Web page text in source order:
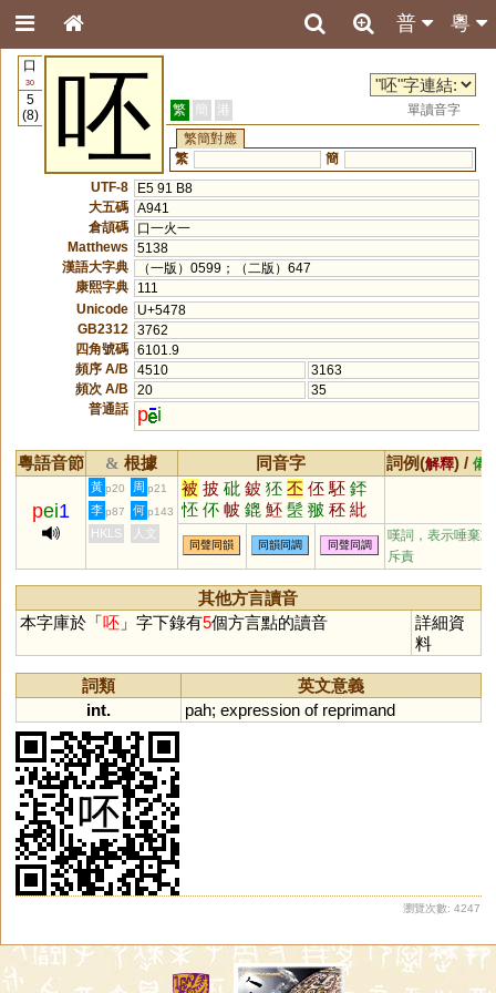
粵
普
口
30
5
(8)
呸 繁 簡 港
單讀音字
繁簡對應
繁
簡
UTF-8
E5 91 B8
大五碼 A941
倉頡碼
口一火一
Matthews
5138
漢語大字典
（一版）0599；（二版）647
康熙字典
111
Unicode
U+5478
GB2312
3762
四角號碼 6101.9
頻序 A/B
4510
3163
頻次 A/B
20
35
普通話
p i
粵語音節 & 根據 同音字 詞例(解釋) / 備
pei1
黃 p20 周 p21 被 披 砒 鈹 狉 丕 伾 駓 銔
怌 伓 帔 鎞 魾 髬 翍 秠 紕
李 p87 何 p143
HKLS 人文
同聲同韻 同韻同調 同聲同調
嘆詞，表示唾棄或
斥責
其他方言讀音
本字庫於「 呸」字下錄有5個方言點的讀音
詳細資
料
詞類
英文意義
int.
pah; expression of reprimand
瀏覽次數: 4247